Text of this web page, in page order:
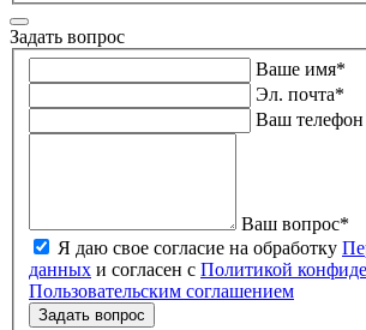
Задать вопрос
Ваше имя*
Эл. почта*
Ваш телефон
Ваш вопрос*
Я даю свое согласие на обработку
данных и согласен с Политикой
Пользовательским соглашением
Задать вопрос